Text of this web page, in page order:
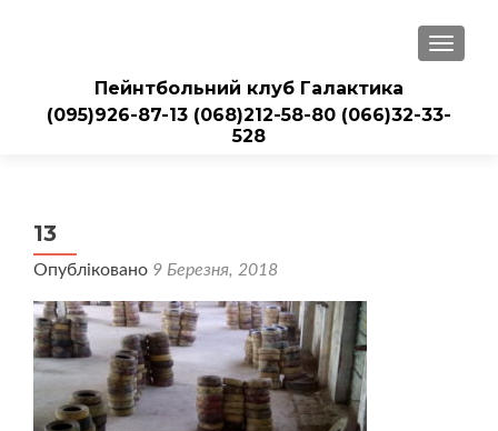
Пейнтбольний клуб Галактика
(095)926-87-13 (068)212-58-80 (066)32-33-
528
13
Опубліковано 9 Березня, 2018